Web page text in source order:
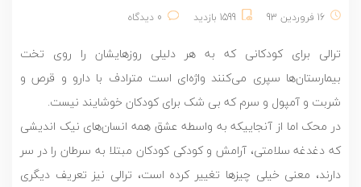
16 فروردین 93 1599 بازدید 0 دیدگاه
ترالی برای کودکانی که به هر دلیلی روزهایشان را روی تخت‌
بیمارستان‌ها سپری می‌کنند واژه‌ای است مترادف با دارو و قرص و
شربت و آمپول و سرم که بی شک برای کودکان خوشایند نیست.
در محک اما از آنجاییکه به واسطه عشق همه انسان‌های نیک اندیشی
که دغدغه سلامتی، آرامش و کودکی کودکان مبتلا به سرطان را در سر
دارند، معنی خیلی چیزها تغییر کرده است، ترالی نیز تعریف دیگری